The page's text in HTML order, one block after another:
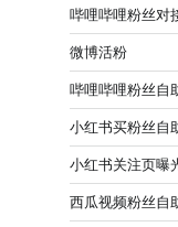
哔哩哔哩粉丝对
微博活粉
哔哩哔哩粉丝自
小红书买粉丝自
小红书关注页曝
西瓜视频粉丝自